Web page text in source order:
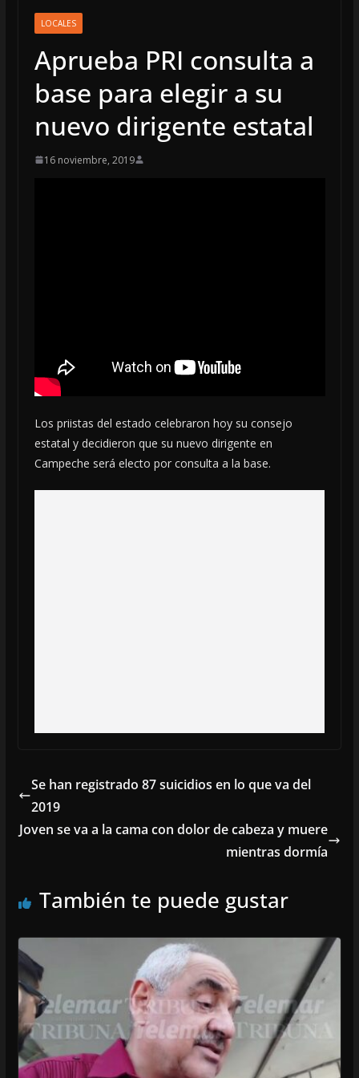
LOCALES
Aprueba PRI consulta a
base para elegir a su
nuevo dirigente estatal
16 noviembre, 2019
Los priistas del estado celebraron hoy su consejo
estatal y decidieron que su nuevo dirigente en
Campeche será electo por consulta a la base.
Se han registrado 87 suicidios en lo que va del
2019
Joven se va a la cama con dolor de cabeza y muere
mientras dormía
También te puede gustar